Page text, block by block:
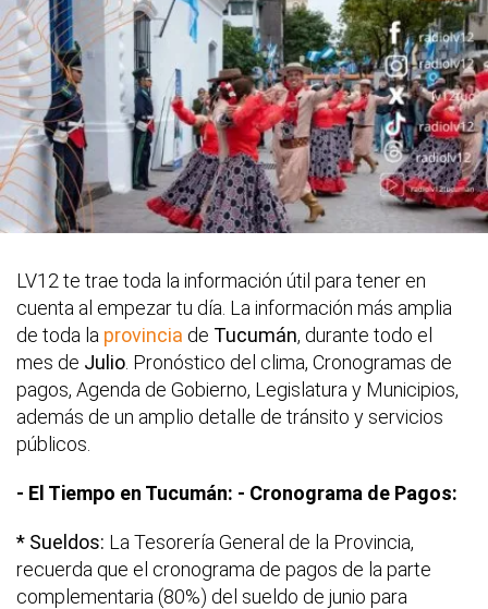
LV12 te trae toda la información útil para tener en
cuenta al empezar tu día. La información más amplia
de toda la provincia de Tucumán, durante todo el
mes de Julio . Pronóstico del clima, Cronogramas de
pagos, Agenda de Gobierno, Legislatura y Municipios,
además de un amplio detalle de tránsito y servicios
públicos.
- El Tiempo en Tucumán: - Cronograma de Pagos:
* Sueldos: La Tesorería General de la Provincia,
recuerda que el cronograma de pagos de la parte
complementaria (80%) del sueldo de junio para